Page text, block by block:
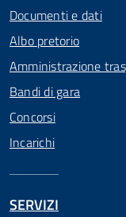
Documenti e dati
Albo pretorio
Amministrazione
Bandi di gara
Concorsi
Incarichi
SERVIZI